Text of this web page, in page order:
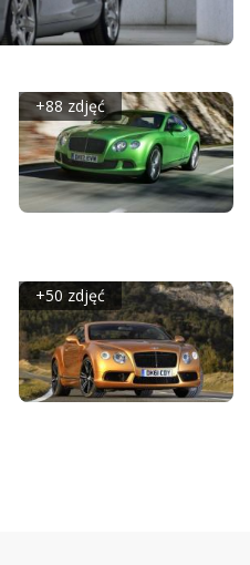
+88 zdjęć
SPEED 2013
+50 zdjęć